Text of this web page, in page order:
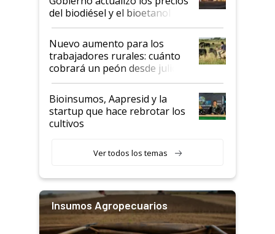
prácticos
del biodiésel y el bioetanol
Nuevo aumento para los
trabajadores rurales: cuánto
cobrará un peón desde julio
Bioinsumos, Aapresid y la
startup que hace rebrotar los
cultivos
Ver todos los temas
Insumos Agropecuarios